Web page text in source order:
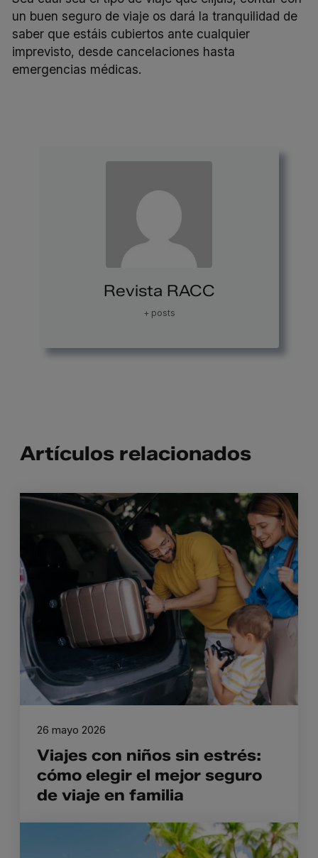
un buen seguro de viaje os dará la tranquilidad de
saber que estáis cubiertos ante cualquier
imprevisto, desde cancelaciones hasta
emergencias médicas.
Revista RACC
+ posts
Artículos relacionados
Viajes con niños sin estrés:
cómo elegir el mejor seguro
de viaje en familia
26 mayo 2026